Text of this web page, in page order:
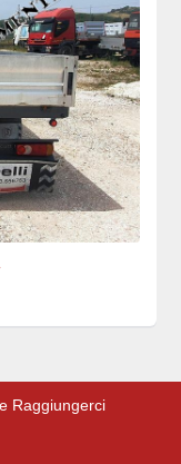
Raggiungerci